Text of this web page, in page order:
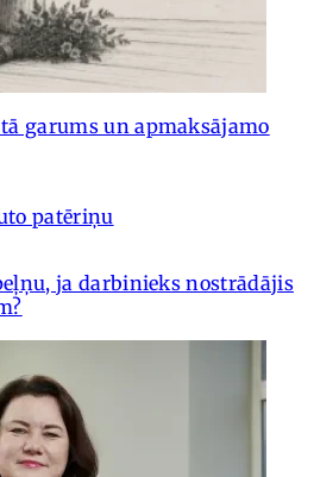
garums un apmaksājamo
patēriņu
ja darbinieks nostrādājis